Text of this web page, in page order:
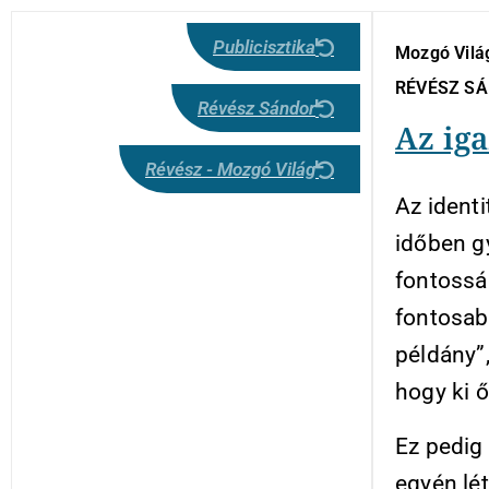
Publicisztika
Révész Sándor
Révész - Mozgó Világ
Mozgó
RÉVÉSZ
Az
Az
időben
hogy ki
Ez
egyén